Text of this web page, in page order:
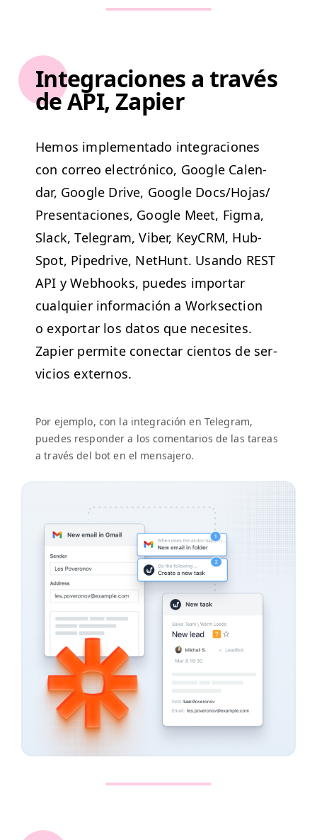
Integraciones a través
de API, Zapier
Hemos imple­men­ta­do inte­gra­ciones
con correo elec­tróni­co, Google Cal­en­
dar, Google Dri­ve, Google Docs/​Hojas/​
Presentaciones, Google Meet, Fig­ma,
Slack, Telegram, Viber, Key­CRM, Hub­
Spot, Pipedrive, NetHunt. Usan­do REST
API y Web­hooks, puedes impor­tar
cualquier infor­ma­ción a Work­sec­tion
o expor­tar los datos que nece­sites.
Zapi­er per­mite conec­tar cien­tos de ser­
vi­cios externos.
Por ejem­p­lo, con la inte­gración en Telegram,
puedes respon­der a los comen­tar­ios de las tar­eas
a través del bot en el mensajero.